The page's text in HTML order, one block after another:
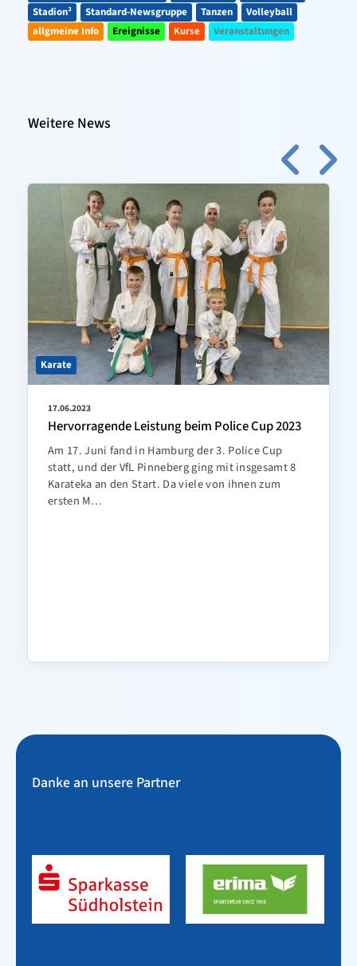
Stadion³ Standard-Newsgruppe Tanzen
Volleyball
allgmeine Info
Ereignisse Kurse Veranstaltungen
Weitere News
Karate
17.06.2023
Hervorragende Leistung beim Police Cup 2023
Am 17. Juni fand in Hamburg der 3. Police Cup
statt, und der VfL Pinneberg ging mit insgesamt 8
Karateka an den Start. Da viele von ihnen zum
ersten M…
Danke an unsere Partner